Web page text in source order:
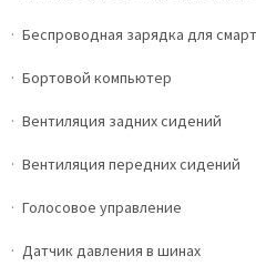
Беспроводная зарядка для
Бортовой компьютер
Вентиляция задних сидений
Вентиляция передних сидений
Голосовое управление
Датчик давления в шинах